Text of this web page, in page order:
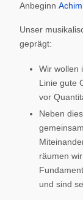
Anbeginn
Unser
geprägt:
Wir wollen
Linie gute
vor
Neben
räumen
und sind